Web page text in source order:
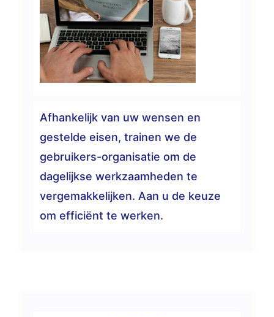
Afhankelijk van uw wensen en
gestelde eisen, trainen we de
gebruikers-organisatie om de
dagelijkse werkzaamheden te
vergemakkelijken. Aan u de keuze
om efficiënt te werken.